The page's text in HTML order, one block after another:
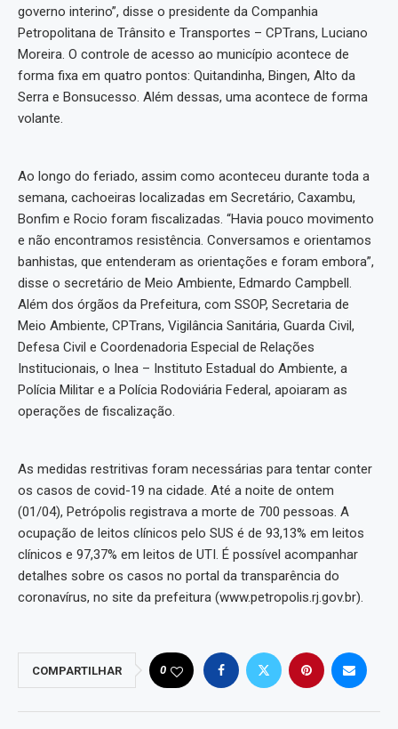
governo interino”, disse o presidente da Companhia
Petropolitana de Trânsito e Transportes – CPTrans, Luciano
Moreira. O controle de acesso ao município acontece de
forma fixa em quatro pontos: Quitandinha, Bingen, Alto da
Serra e Bonsucesso. Além dessas, uma acontece de forma
volante.
Ao longo do feriado, assim como aconteceu durante toda a
semana, cachoeiras localizadas em Secretário, Caxambu,
Bonfim e Rocio foram fiscalizadas. “Havia pouco movimento
e não encontramos resistência. Conversamos e orientamos
banhistas, que entenderam as orientações e foram embora”,
disse o secretário de Meio Ambiente, Edmardo Campbell.
Além dos órgãos da Prefeitura, com SSOP, Secretaria de
Meio Ambiente, CPTrans, Vigilância Sanitária, Guarda Civil,
Defesa Civil e Coordenadoria Especial de Relações
Institucionais, o Inea – Instituto Estadual do Ambiente, a
Polícia Militar e a Polícia Rodoviária Federal, apoiaram as
operações de fiscalização.
As medidas restritivas foram necessárias para tentar conter
os casos de covid-19 na cidade. Até a noite de ontem
(01/04), Petrópolis registrava a morte de 700 pessoas. A
ocupação de leitos clínicos pelo SUS é de 93,13% em leitos
clínicos e 97,37% em leitos de UTI. É possível acompanhar
detalhes sobre os casos no portal da transparência do
coronavírus, no site da prefeitura (www.petropolis.rj.gov.br).
COMPARTILHAR 0